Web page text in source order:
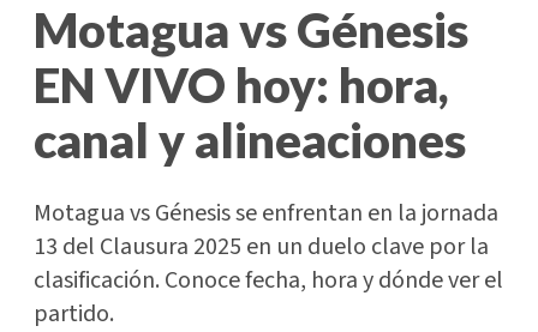
Motagua vs Génesis
EN VIVO hoy: hora,
canal y alineaciones
Motagua vs Génesis se enfrentan en la jornada
13 del Clausura 2025 en un duelo clave por la
clasificación. Conoce fecha, hora y dónde ver el
partido.